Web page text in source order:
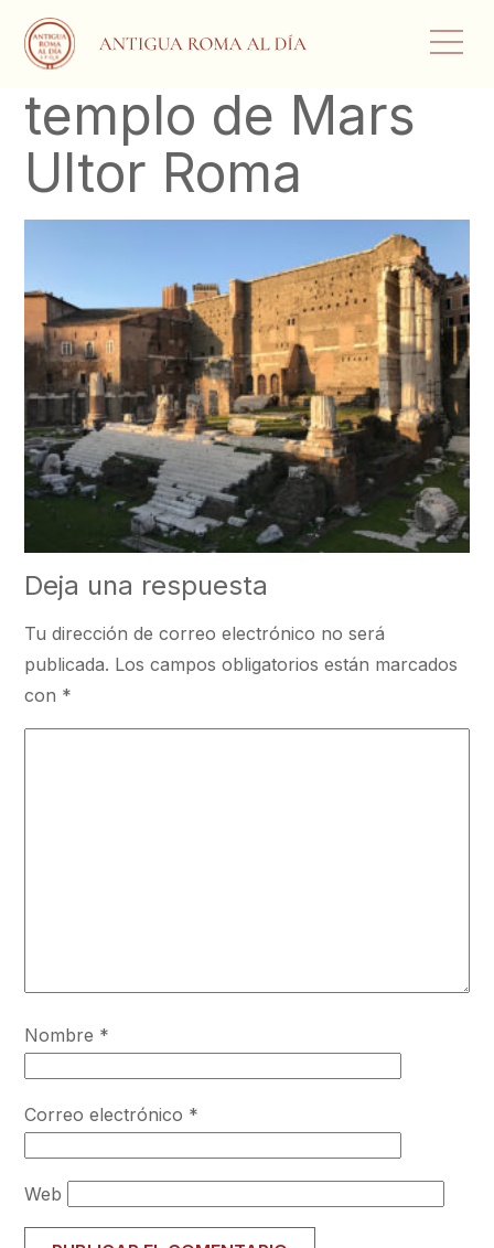
templo de Mars
Ultor Roma
Deja una respuesta
Tu dirección de correo electrónico no será
publicada. Los campos obligatorios están marcados
con *
Nombre *
Correo electrónico *
Web